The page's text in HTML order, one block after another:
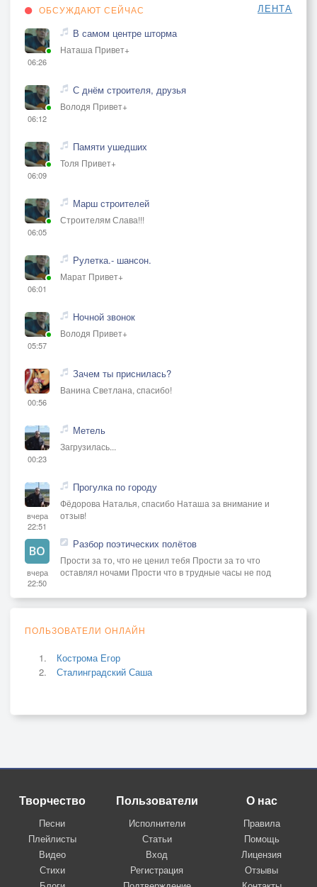
ОБСУЖДАЮТ СЕЙЧАС ЛЕНТА
06:26
В самом центре шторма
Наташа Привет+
06:12
С днём строителя, друзья
Володя Привет+
06:09
Памяти ушедших
Толя Привет+
06:05
Марш строителей
Строителям Слава!!!
06:01
Рулетка.- шансон.
Марат Привет+
05:57
Ночной звонок
Володя Привет+
00:56
Зачем ты приснилась?
Ванина Светлана, спасибо!
00:23
Метель
Загрузилась...
вчера
22:51
Прогулка по городу
Фёдорова Наталья, спасибо Наташа за внимание и
отзыв!
вчера
22:50
Разбор поэтических полётов
Прости за то, что не ценил тебя Прости за то что
оставлял ночами Прости что в трудные часы не под
ПОЛЬЗОВАТЕЛИ ОНЛАЙН
Кострома Егор
Сталинградский Саша
Творчество
Песни
Плейлисты
Видео
Стихи
Пользователи
Исполнители
Статьи
Вход
Регистрация
О нас
Правила
Помощь
Лицензия
Отзывы